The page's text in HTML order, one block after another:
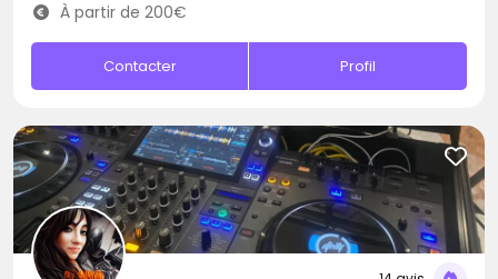
À partir de 200€
Contacter Profil